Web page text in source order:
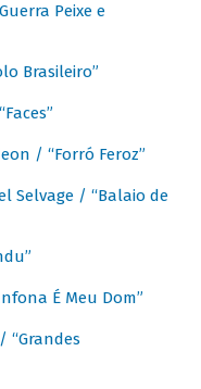
Peixe e
Brasileiro”
/ “Forró Feroz”
Selvage / “Balaio de
É Meu Dom”
“Grandes